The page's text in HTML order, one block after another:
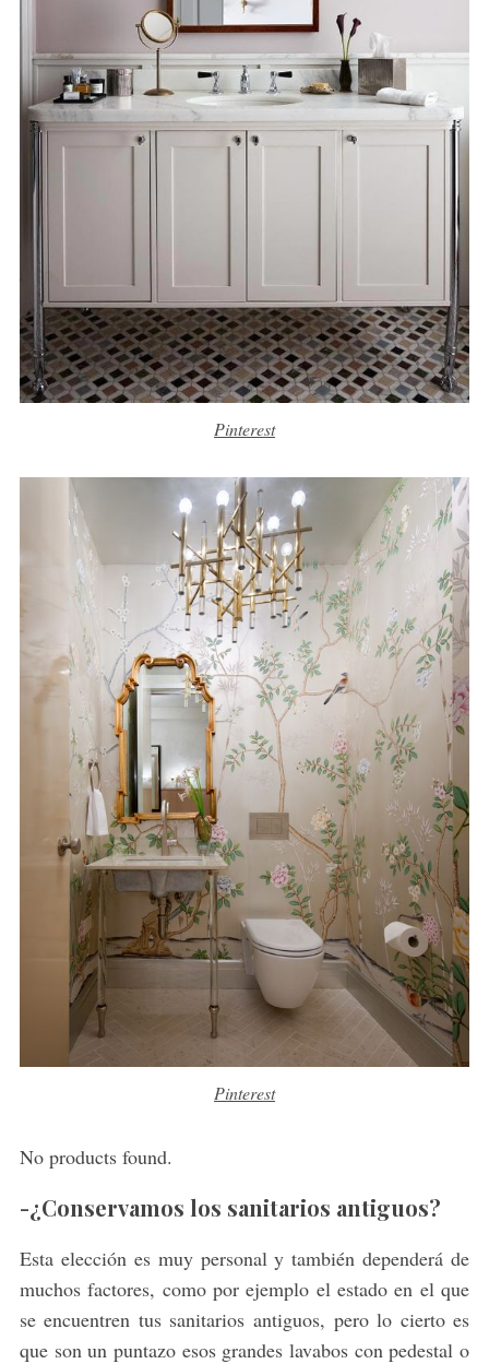
Pinterest
Pinterest
No products found.
-¿Conservamos los sanitarios antiguos?
Esta elección es muy personal y también dependerá de
muchos factores, como por ejemplo el estado en el que
se encuentren tus sanitarios antiguos, pero lo cierto es
que son un puntazo esos grandes lavabos con pedestal o